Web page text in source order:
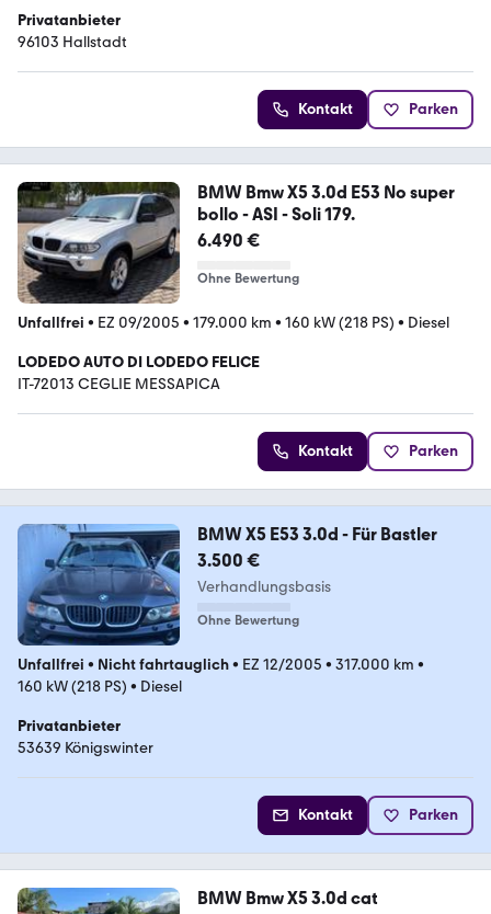
Privatanbieter
96103 Hallstadt
Kontakt Parken
BMW Bmw X5 3.0d E53 No super
bollo - ASI - Soli 179.
6.490 €
Ohne Bewertung
Unfallfrei • EZ 09/2005 • 179.000 km • 160 kW (218 PS) • Diesel
LODEDO AUTO DI LODEDO FELICE
IT-72013 CEGLIE MESSAPICA
Kontakt Parken
BMW X5 E53 3.0d - Für Bastler
3.500 €
Verhandlungsbasis
Ohne Bewertung
Unfallfrei • Nicht fahrtauglich• EZ 12/2005 • 317.000 km •
160 kW (218 PS) • Diesel
Privatanbieter
53639 Königswinter
Kontakt Parken
BMW Bmw X5 3.0d cat